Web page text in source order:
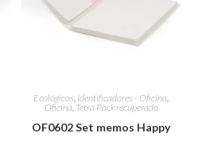
Ecológicos, Identificadores - Oficina,
Oficina, Tetra Pack recuperado
OF0602 Set memos Happy